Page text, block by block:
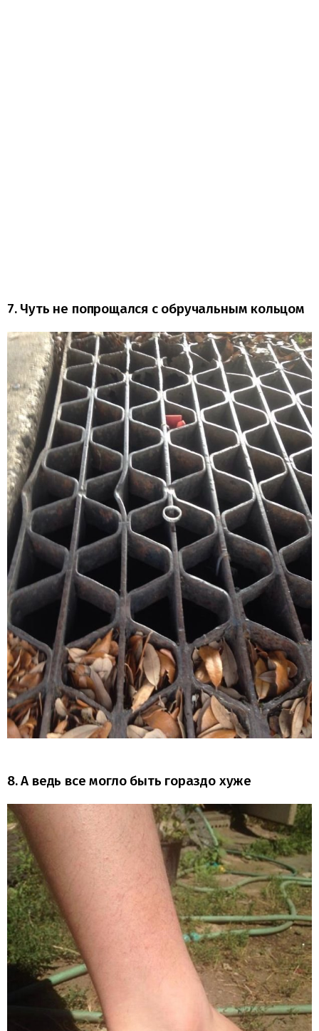
7. Чуть не попрощался с обручальным кольцом
8. А ведь все могло быть гораздо хуже